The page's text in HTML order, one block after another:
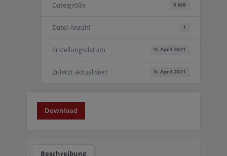
Dateigröße 5 MB
Datei-Anzahl 1
Erstellungsdatum 9. April 2021
Zuletzt aktualisiert 9. April 2021
Download
Beschreibung